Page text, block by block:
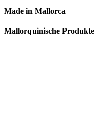
Made in Mallorca
Mallorquinische Produkte